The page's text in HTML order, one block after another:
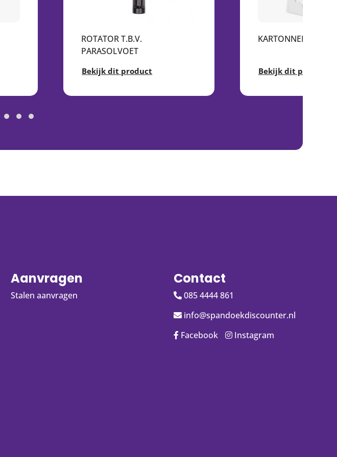
ROTATOR T.B.V.
PARASOLVOET
Bekijk dit product
KARTONNEN
Bekijk dit product
Aanvragen
Stalen aanvragen
Contact
085 4444 861
info@spandoekdiscounter.nl
Facebook
Instagram